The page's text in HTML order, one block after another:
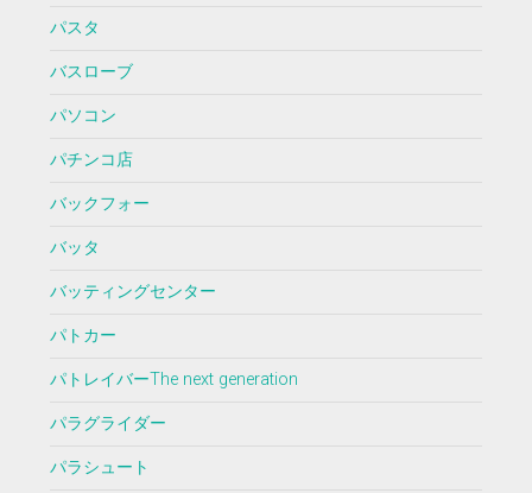
パスタ
バスローブ
パソコン
パチンコ店
バックフォー
バッタ
バッティングセンター
パトカー
パトレイバーThe next generation
パラグライダー
パラシュート